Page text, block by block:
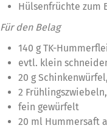
Hülsenfrüchte zum
Für den Belag
140 g TK-
evtl. klein
20 g
2 Frühlingszwiebeln,
fein gewürfelt
20 ml Hummersaft